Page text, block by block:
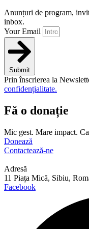
Anunțuri de program,
inbox.
Your Email
Submit
Prin înscrierea la
confidențialitate.
Fă o donație
Mic gest. Mare impact.
Donează
Contactează-ne
Adresă
11 Piața Mică, Sibiu,
Facebook